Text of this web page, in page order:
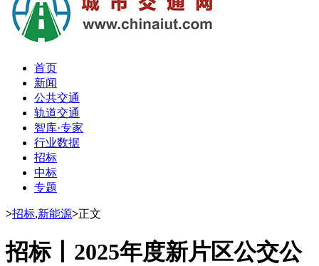
首页
新闻
公共交通
轨道交通
智库·专家
行业数据
招标
中标
专题
>招标,新能源>正文
招标丨2025年度新片区公交公